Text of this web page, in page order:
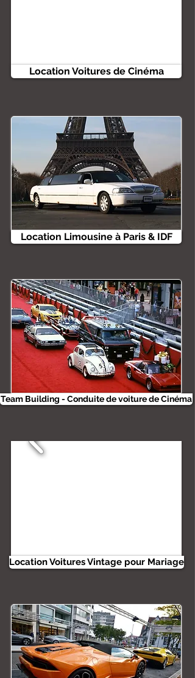
Location Voitures de Cinéma
Location Limousine à Paris & IDF
Team Building - Conduite de voiture de Cinéma
Location Voitures Vintage pour Mariage